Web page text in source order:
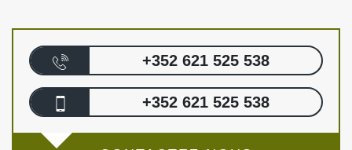
+352 621 525 538
+352 621 525 538